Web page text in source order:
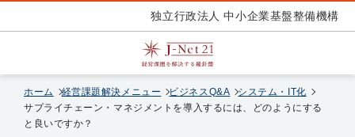
独立行政法人 中小企業基盤整備機構
ホーム 経営課題解決メニュー ビジネスQ&A
システム・IT化
サプライチェーン・マネジメントを導入するには、どのようにする
と良いですか？